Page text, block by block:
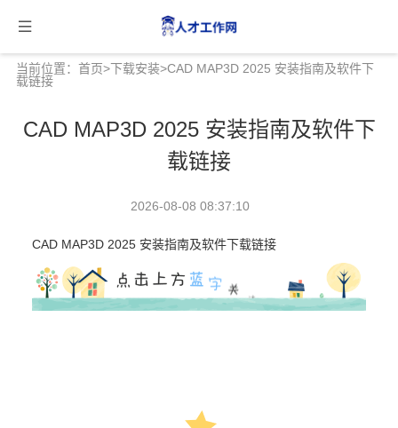
当前位置： 首页>下载安装>CAD MAP3D 2025 安装指南及软件下
载链接
CAD MAP3D 2025 安装指南及软件下
载链接
2026-08-08 08:37:10
CAD MAP3D 2025 安装指南及软件下载链接